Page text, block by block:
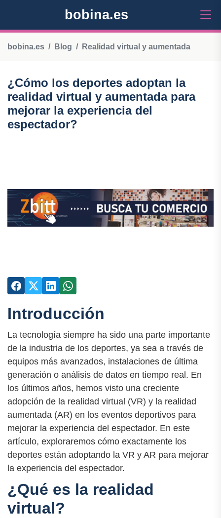
bobina.es
bobina.es Blog Realidad virtual y aumentada
¿Cómo los deportes adoptan la
realidad virtual y aumentada para
mejorar la experiencia del
espectador?
Introducción
La tecnología siempre ha sido una parte importante
de la industria de los deportes, ya sea a través de
equipos más avanzados, instalaciones de última
generación o análisis de datos en tiempo real. En
los últimos años, hemos visto una creciente
adopción de la realidad virtual (VR) y la realidad
aumentada (AR) en los eventos deportivos para
mejorar la experiencia del espectador. En este
artículo, exploraremos cómo exactamente los
deportes están adoptando la VR y AR para mejorar
la experiencia del espectador.
¿Qué es la realidad
virtual?